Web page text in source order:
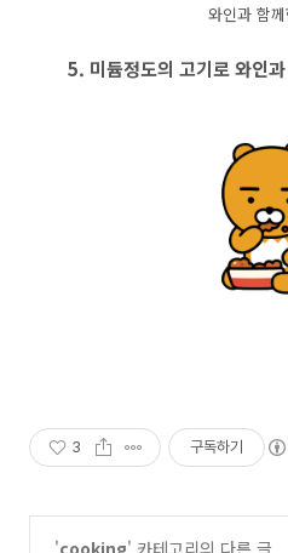
와인과 함
5. 미듐정도의 고기로 와인
3 구독하기
'cooking' 카테고리의 다른 글